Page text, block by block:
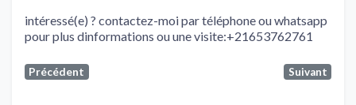
intéressé(e) ? contactez-moi par téléphone ou whatsapp
pour plus dinformations ou une visite:+21653762761
Précédent Suivant